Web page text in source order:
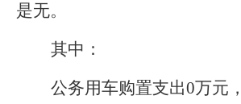
是无。
其中：
公务用车购置支出0万元